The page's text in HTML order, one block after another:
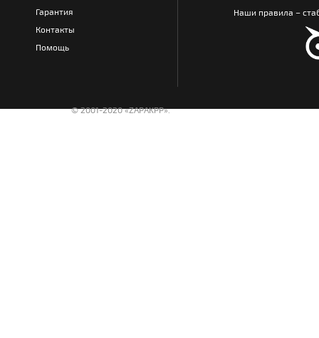
Гарантия
Контакты
Помощь
Наши правила –
© 2001-2020 «ZAPAKPP».